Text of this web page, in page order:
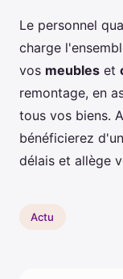
Le personnel
charge
vos meubles et
remontage, en
tous vos biens.
bénéficierez
délais et allège
Actu